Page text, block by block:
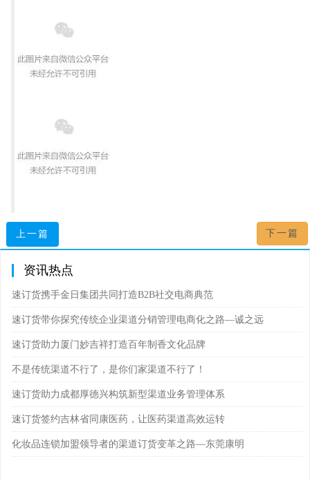
上一篇 下一篇
资讯热点
速订货携手金日集团共同打造B2B社交电商典范
速订货带你探究传统企业渠道分销管理电商化之路—诚之远
速订货助力厦门妙吉祥打造百年制香文化品牌
不是传统渠道不行了，是你们家渠道不行了！
速订货助力成都厚德兴构筑新型渠道业务管理体系
速订货签约吉林省同康医药，让医药渠道高效运转
化妆品连锁加盟领导者的渠道订货变革之路—东莞康明